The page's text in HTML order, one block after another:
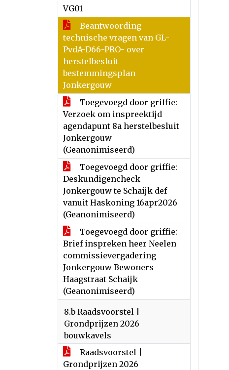
VG01
Beantwoording
technische vragen van GL-
PvdA-D66-PRO- over
herstelbesluit
bestemmingsplan
Jonkergouw
Toegevoegd door griffie:
Verzoek om inspreektijd
agendapunt 8a herstelbesluit
Jonkergouw
(Geanonimiseerd)
Toegevoegd door griffie:
Deskundigencheck
Jonkergouw te Schaijk def
vanuit Haskoning 16apr2026
(Geanonimiseerd)
Toegevoegd door griffie:
Brief inspreken heer Neelen
commissievergadering
Jonkergouw Bewoners
Haagstraat Schaijk
(Geanonimiseerd)
8.b Raadsvoorstel |
Grondprijzen 2026
bouwkavels
Raadsvoorstel |
Grondprijzen 2026